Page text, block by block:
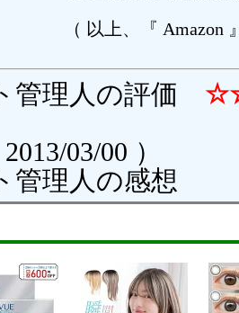
（ 以上、『 Amazon
管理人の評価
03/00 ）
管理人の感想